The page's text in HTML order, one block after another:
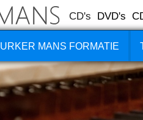
CD's DVD's
URKER MANS FORMATIE